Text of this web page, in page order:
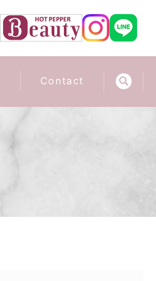
Contact